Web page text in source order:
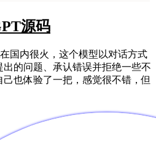
源码
国内很火，这个模型以对话方式
的问题、承认错误并拒绝一些不
也体验了一把，感觉很不错，但